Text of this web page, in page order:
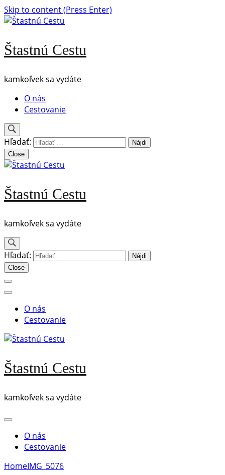
Skip to content (Press Enter)
Štastnú Cestu
kamkoľvek sa vydáte
O nás
Cestovanie
Hľadať:
Close
Štastnú Cestu
kamkoľvek sa vydáte
Hľadať:
Close
O nás
Cestovanie
Štastnú Cestu
kamkoľvek sa vydáte
O nás
Cestovanie
HomeIMG_5076